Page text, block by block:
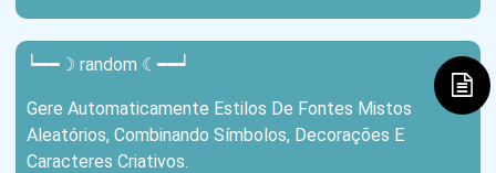
┕━━☽ random ☾━━┙
Gere Automaticamente Estilos De Fontes Mistos
Aleatórios, Combinando Símbolos, Decorações E
Caracteres Criativos.